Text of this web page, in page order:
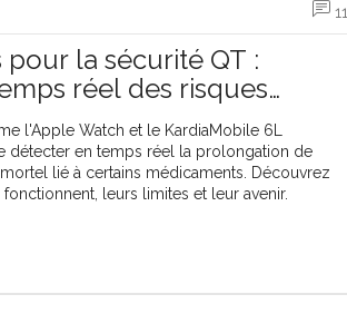
11
pour la sécurité QT :
réel des risques
l'Apple Watch et le KardiaMobile 6L
détecter en temps réel la prolongation de
lié à certains médicaments. Découvrez
leurs limites et leur avenir.